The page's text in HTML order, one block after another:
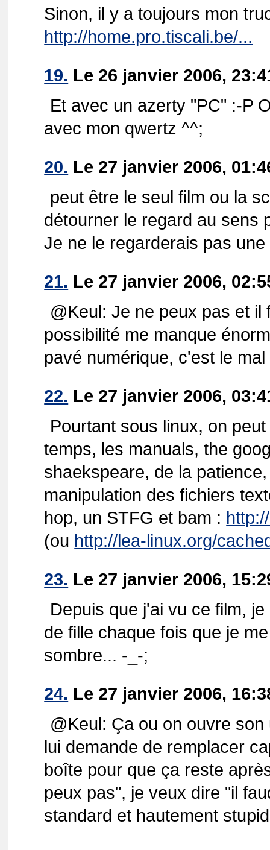
Sinon, il y a toujours mon
http://home.pro.tiscali.be/...
19. Le 26 janvier 2006,
Et avec un azerty "PC" :-P
avec mon qwertz ^^;
20. Le 27 janvier 2006,
peut être le seul film ou la
détourner le regard au sens
Je ne le regarderais pas
21. Le 27 janvier 2006,
@Keul: Je ne peux pas et
possibilité me manque
pavé numérique, c'est le mal
22. Le 27 janvier 2006,
Pourtant sous linux, on
temps, les manuals, the
shaekspeare, de la
manipulation des fichiers
hop, un STFG et bam :
(ou http://lea-linux.org/
23. Le 27 janvier 2006,
Depuis que j'ai vu ce film,
de fille chaque fois que je
sombre... -_-;
24. Le 27 janvier 2006,
@Keul: Ça ou on ouvre
lui demande de remplacer
boîte pour que ça reste
peux pas", je veux dire "il
standard et hautement